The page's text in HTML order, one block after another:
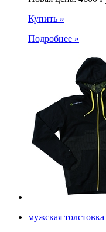
Купить »
Подробнее »
мужская